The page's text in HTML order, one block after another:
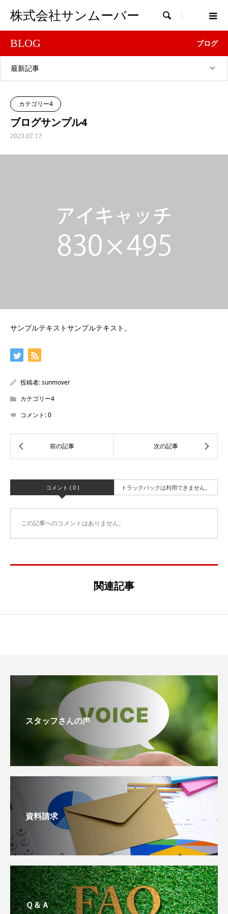
株式会社サンムーバー 
BLOG ブログ
最新記事
カテゴリー4
ブログサンプル4
2023.07.17
サンプルテキストサンプルテキスト。
投稿者:sunmover
カテゴリー4
コメント:0
コメント ( 0 ) トラックバックは利用できません。
この記事へのコメントはありません。
関連記事
スタッフさんの声
資料請求
Ｑ＆Ａ